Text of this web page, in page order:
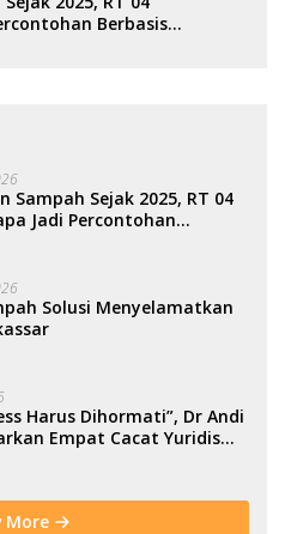
Berbasis
Sampah Sejak 2025, RT 04
Jadi Percontohan
Solusi Menyelamatkan
Harus Dihormati”, Dr Andi
Empat Cacat Yuridis
More